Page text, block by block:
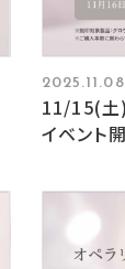
11/15(土
イベント